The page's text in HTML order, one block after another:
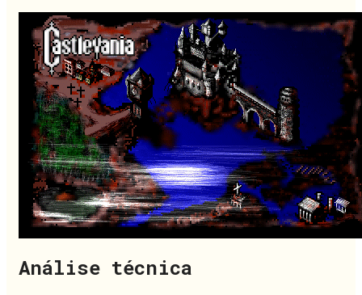
Análise técnica